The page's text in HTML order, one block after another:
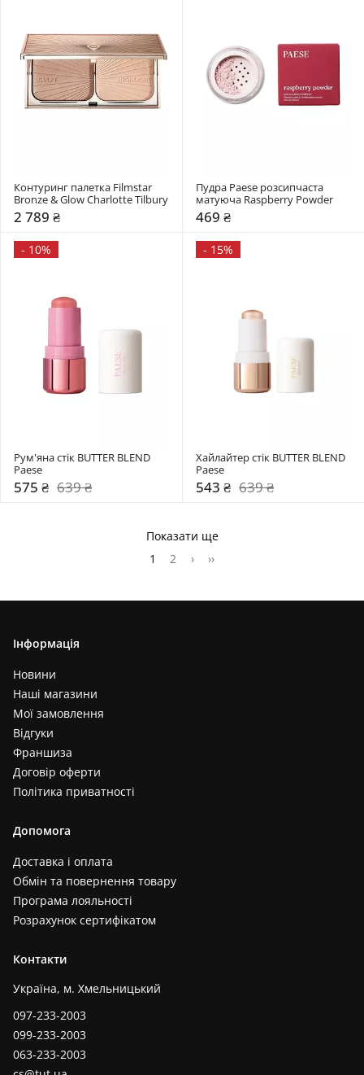
Контуринг палетка Filmstar
Bronze & Glow Charlotte Tilbury
2 789 ₴
Пудра Paese розсипчаста
матуюча Raspberry Powder
469 ₴
- 10%
Рум'яна стік BUTTER BLEND
Paese
575 ₴ 639 ₴
- 15%
Хайлайтер стік BUTTER BLEND
Paese
543 ₴ 639 ₴
Показати ще
1
2 › ››
Інформація
Новини
Наші магазини
Мої замовлення
Відгуки
Франшиза
Договір оферти
Політика приватності
Допомога
Доставка і оплата
Обмін та повернення товару
Програма лояльності
Розрахунок сертифікатом
Контакти
Україна, м. Хмельницький
097-233-2003
099-233-2003
063-233-2003